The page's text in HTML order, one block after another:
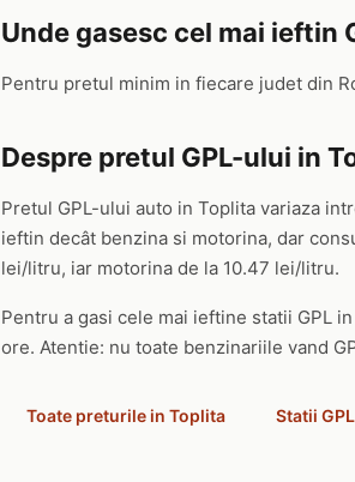
Unde gasesc cel mai ieftin
Pentru pretul minim in fiecare judet din
Despre pretul GPL-ului in
Pretul GPL-ului auto in Toplita variaza
ieftin decât benzina si motorina, dar
lei/litru, iar motorina de la 10.47 lei/litru.
Pentru a gasi cele mai ieftine statii GPL
ore. Atentie: nu toate benzinariile vand
Toate preturile in Toplita Statii